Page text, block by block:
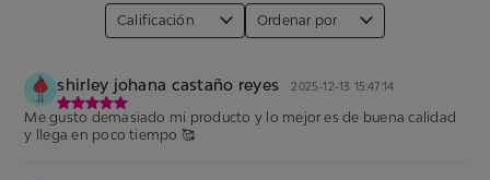
Calificación Ordenar por
shirley johana castaño reyes 2025-12-13 15:47:14
Me gusto demasiado mi producto y lo mejor es de buena calidad
y llega en poco tiempo 🥰